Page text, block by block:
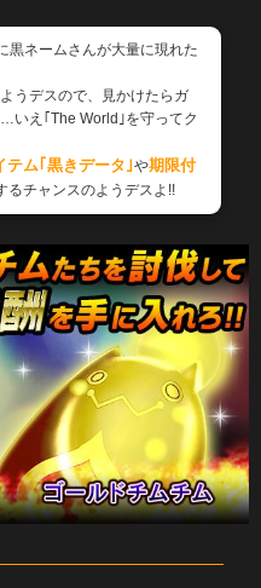
黒ネームさんが大量に現れた
うデスので、見かけたらガ
いえ｢The World｣を守ってク
テム｢黒きデータ｣や期限付
るチャンスのようデスよ!!